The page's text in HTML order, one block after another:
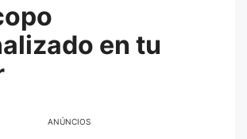
en tu
ANÚNCIOS